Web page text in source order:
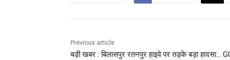
Previous article
बड़ी खबर : बिलासपुर रतनपुर हाइवे पर तड़के बड़ा हादसा…